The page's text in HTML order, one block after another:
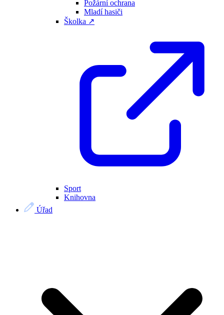
Požární ochrana
Mladí hasiči
Školka ↗
Sport
Knihovna
Úřad